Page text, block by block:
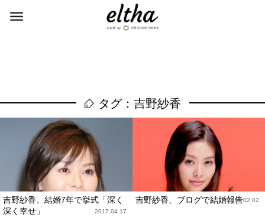
タグ：吉野紗香
吉野紗香、結婚7年で挙式「深く
深く幸せ」
2017.04.17
吉野紗香、ブログで結婚報告2012.02.02